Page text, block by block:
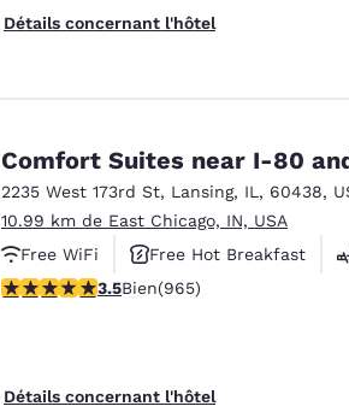
Détails concernant l'hôtel
Comfort Suites near I-80
2235 West 173rd St, Lansing, IL , 60438,
10.99 km de East Chicago, IN, USA
Free WiFi
Free Hot Breakfast
3.5 étoiles. Bien. 965 commentaires
3.5Bien(965)
Détails concernant l'hôtel